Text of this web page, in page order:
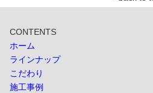
CONTENTS
ホーム
ラインナップ
こだわり
施工事例